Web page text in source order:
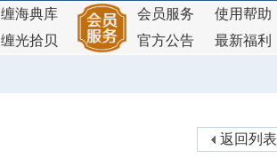
缠海典库
缠光拾贝
会员服务
使用帮助
官方公告
最新福利
返回列表